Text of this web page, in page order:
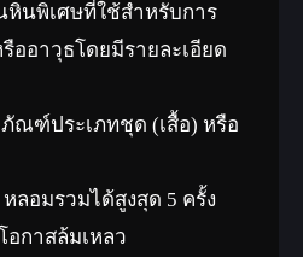
หินพิเศษที่ใช้สำหรับการ
ออาวุธโดยมีรายละเอียด
ณฑ์ประเภทชุด (เสื้อ) หรือ
ลอมรวมได้สูงสุด 5 ครั้ง
อกาสล้มเหลว